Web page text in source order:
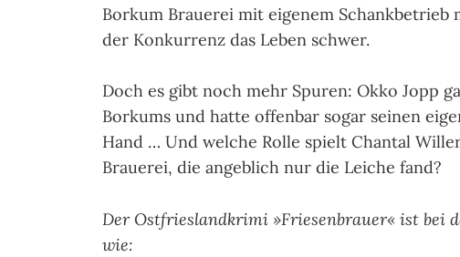
Borkum Brauerei mit eigenem Schankbetrieb
der Konkurrenz das Leben schwer.
Doch es gibt noch mehr Spuren: Okko Jopp
Borkums und hatte offenbar sogar seinen
Hand … Und welche Rolle spielt Chantal
Brauerei, die angeblich nur die Leiche fand?
Der Ostfrieslandkrimi »Friesenbrauer« ist bei
wie: